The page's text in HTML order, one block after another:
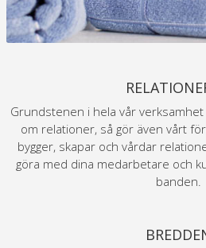
Grundstenen i hela vår
om relationer, så gör även vårt
bygger, skapar och vårdar
göra med dina medarbetare och
banden.